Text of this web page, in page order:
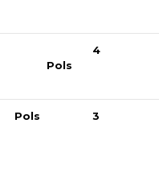
Pols
4
Pols 3